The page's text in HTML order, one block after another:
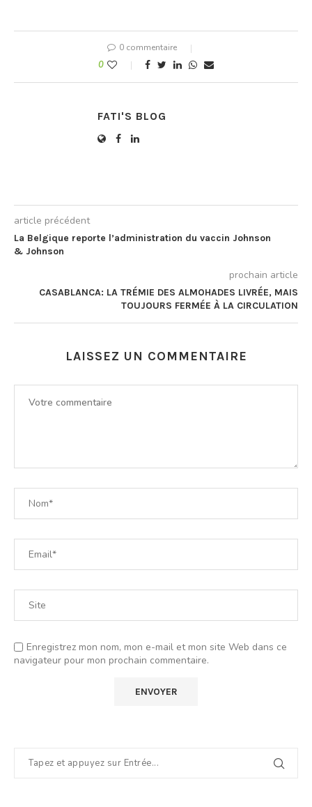
0 commentaire
0
FATI'S BLOG
article précédent
La Belgique reporte l’administration du vaccin Johnson
& Johnson
prochain article
CASABLANCA: LA TRÉMIE DES ALMOHADES LIVRÉE, MAIS
TOUJOURS FERMÉE À LA CIRCULATION
LAISSEZ UN COMMENTAIRE
Enregistrez mon nom, mon e-mail et mon site Web dans ce
navigateur pour mon prochain commentaire.